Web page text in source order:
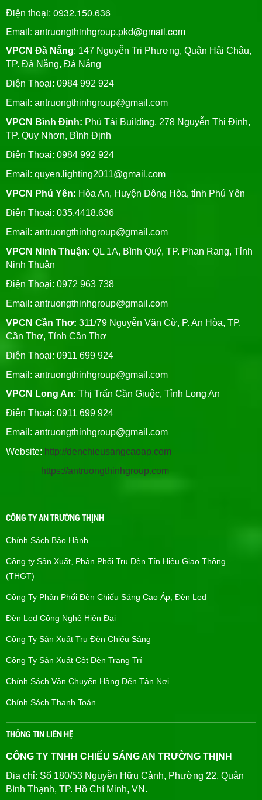
Điện thoại: 0932.150.636
Email: antruongthinhgroup.pkd@gmail.com
VPCN Đà Nẵng: 147 Nguyễn Tri Phương, Quận Hải Châu,
TP. Đà Nẵng, Đà Nẵng
Điện Thoại: 0984 992 924
Email: antruongthinhgroup@gmail.com
VPCN Bình Định: Phú Tài Building, 278 Nguyễn Thị Định,
TP. Quy Nhơn, Bình Định
Điện Thoại: 0984 992 924
Email: quyen.lighting2011@gmail.com
VPCN Phú Yên: Hòa An, Huyện Đông Hòa, tỉnh Phú Yên
Điện Thoại: 035.4418.636
Email: antruongthinhgroup@gmail.com
VPCN Ninh Thuận: QL 1A, Bình Quý, TP. Phan Rang, Tỉnh
Ninh Thuận
Điện Thoại: 0972 963 738
Email: antruongthinhgroup@gmail.com
VPCN Cần Thơ: 311/79 Nguyễn Văn Cừ, P. An Hòa, TP.
Cần Thơ, Tỉnh Cần Thơ
Điện Thoại: 0911 699 924
Email: antruongthinhgroup@gmail.com
VPCN Long An: Thị Trấn Cần Giuộc, Tỉnh Long An
Điện Thoại: 0911 699 924
Email: antruongthinhgroup@gmail.com
Website: http://denchieusangcaoap.com
https://antruongthinhgroup.com
CÔNG TY AN TRƯỜNG THỊNH
Chính Sách Bảo Hành
Công ty Sản Xuất, Phân Phối Trụ Đèn Tín Hiệu Giao Thông
(THGT)
Công Ty Phân Phối Đèn Chiếu Sáng Cao Áp, Đèn Led
Đèn Led Công Nghệ Hiện Đại
Công Ty Sản Xuất Trụ Đèn Chiếu Sáng
Công Ty Sản Xuất Cột Đèn Trang Trí
Chính Sách Vận Chuyển Hàng Đến Tận Nơi
Chính Sách Thanh Toán
THÔNG TIN LIÊN HỆ
CÔNG TY TNHH CHIẾU SÁNG AN TRƯỜNG THỊNH
Địa chỉ: Số 180/53 Nguyễn Hữu Cảnh, Phường 22, Quận
Bình Thạnh, TP. Hồ Chí Minh, VN.